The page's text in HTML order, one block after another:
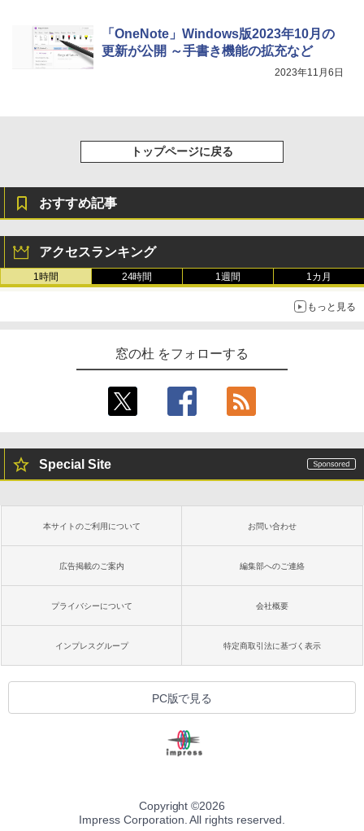
「OneNote」Windows版2023年10月の
更新が公開 ～手書き機能の拡充など
2023年11月6日
トップページに戻る
おすすめ記事
アクセスランキング
1時間 24時間 1週間 1カ月
もっと見る
窓の杜 をフォローする
Special Site
本サイトのご利用について お問い合わせ
広告掲載のご案内 編集部へのご連絡
プライバシーについて 会社概要
インプレスグループ 特定商取引法に基づく表示
PC版で見る
Copyright ©2026
Impress Corporation. All rights reserved.